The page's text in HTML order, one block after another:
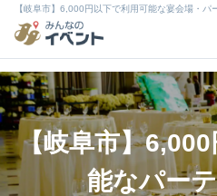
【岐阜市】6,000円以下で利用可能な宴会場・パ
【岐阜市】
能なパー